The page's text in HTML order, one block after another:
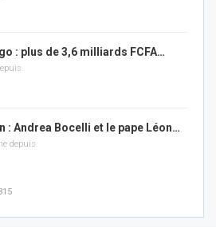
: plus de 3,6 milliards FCFA…
: Andrea Bocelli et le pape Léon…
depuis